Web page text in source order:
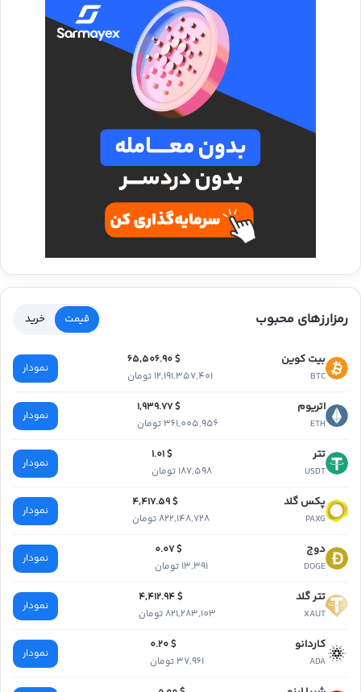
رمزارزهای محبوب قیمت خرید
بیت کوین
BTC
$ 65,506.90
12,191,357,401 تومان
نمودار
اتریوم
ETH
$ 1,939.77
361,005,956 تومان
نمودار
تتر
USDT
$ 1.01
187,598 تومان
نمودار
پکس گلد
PAXG
$ 4,417.59
822,148,728 تومان
نمودار
دوج
DOGE
$ 0.07
13,391 تومان
نمودار
تتر گلد
XAUT
$ 4,412.94
821,283,103 تومان
نمودار
کاردانو
ADA
$ 0.20
37,961 تومان
نمودار